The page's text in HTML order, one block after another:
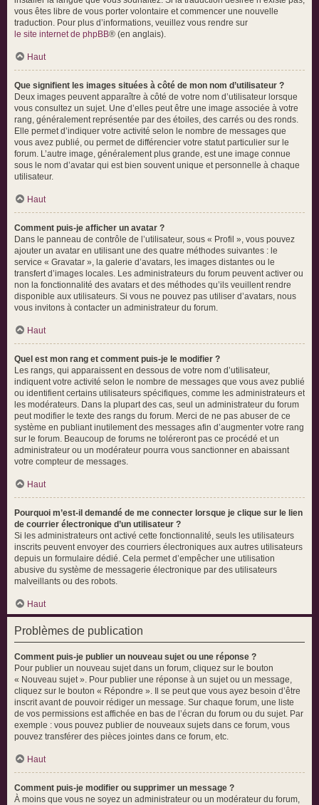
vous êtes libre de vous porter volontaire et commencer une nouvelle
traduction. Pour plus d’informations, veuillez vous rendre sur
le site internet de phpBB® (en anglais).
Haut
Que signifient les images situées à côté de mon nom d’utilisateur ?
Deux images peuvent apparaître à côté de votre nom d’utilisateur lorsque
vous consultez un sujet. Une d’elles peut être une image associée à votre
rang, généralement représentée par des étoiles, des carrés ou des ronds.
Elle permet d’indiquer votre activité selon le nombre de messages que
vous avez publié, ou permet de différencier votre statut particulier sur le
forum. L’autre image, généralement plus grande, est une image connue
sous le nom d’avatar qui est bien souvent unique et personnelle à chaque
utilisateur.
Haut
Comment puis-je afficher un avatar ?
Dans le panneau de contrôle de l’utilisateur, sous « Profil », vous pouvez
ajouter un avatar en utilisant une des quatre méthodes suivantes : le
service « Gravatar », la galerie d’avatars, les images distantes ou le
transfert d’images locales. Les administrateurs du forum peuvent activer ou
non la fonctionnalité des avatars et des méthodes qu’ils veuillent rendre
disponible aux utilisateurs. Si vous ne pouvez pas utiliser d’avatars, nous
vous invitons à contacter un administrateur du forum.
Haut
Quel est mon rang et comment puis-je le modifier ?
Les rangs, qui apparaissent en dessous de votre nom d’utilisateur,
indiquent votre activité selon le nombre de messages que vous avez publié
ou identifient certains utilisateurs spécifiques, comme les administrateurs et
les modérateurs. Dans la plupart des cas, seul un administrateur du forum
peut modifier le texte des rangs du forum. Merci de ne pas abuser de ce
système en publiant inutilement des messages afin d’augmenter votre rang
sur le forum. Beaucoup de forums ne toléreront pas ce procédé et un
administrateur ou un modérateur pourra vous sanctionner en abaissant
votre compteur de messages.
Haut
Pourquoi m’est-il demandé de me connecter lorsque je clique sur le lien
de courrier électronique d’un utilisateur ?
Si les administrateurs ont activé cette fonctionnalité, seuls les utilisateurs
inscrits peuvent envoyer des courriers électroniques aux autres utilisateurs
depuis un formulaire dédié. Cela permet d’empêcher une utilisation
abusive du système de messagerie électronique par des utilisateurs
malveillants ou des robots.
Haut
Problèmes de publication
Comment puis-je publier un nouveau sujet ou une réponse ?
Pour publier un nouveau sujet dans un forum, cliquez sur le bouton
« Nouveau sujet ». Pour publier une réponse à un sujet ou un message,
cliquez sur le bouton « Répondre ». Il se peut que vous ayez besoin d’être
inscrit avant de pouvoir rédiger un message. Sur chaque forum, une liste
de vos permissions est affichée en bas de l’écran du forum ou du sujet. Par
exemple : vous pouvez publier de nouveaux sujets dans ce forum, vous
pouvez transférer des pièces jointes dans ce forum, etc.
Haut
Comment puis-je modifier ou supprimer un message ?
À moins que vous ne soyez un administrateur ou un modérateur du forum,